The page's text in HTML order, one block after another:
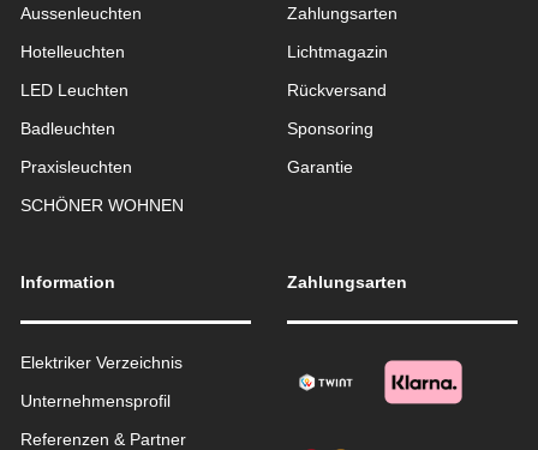
Aussen­leuchten
Hotelleuchten
LED Leuchten
Badleuchten
Praxisleuchten
SCHÖNER WOHNEN
Zahlungsarten
Lichtmagazin
Rückversand
Sponsoring
Garantie
Information
Elektriker Verzeichnis
Unternehmensprofil
Referenzen & Partner
Zahlungsarten